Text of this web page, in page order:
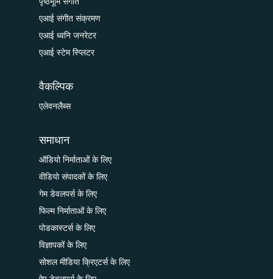
एआई संगीत संक्रमण
एआई ध्वनि जनरेटर
एआई स्टेम स्प्लिटर
वैकल्पिक
एलेवनलैब्स
समाधान
ऑडियो निर्माताओं के लिए
वीडियो संपादकों के लिए
गेम डेवलपर्स के लिए
फिल्म निर्माताओं के लिए
पोडकास्टर्स के लिए
विज्ञापकों के लिए
सोशल मीडिया क्रिएटर्स के लिए